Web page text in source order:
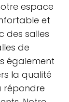
espace
et
des salles
de
également
la qualité
répondre